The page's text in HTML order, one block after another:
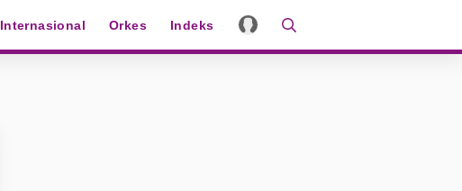
Internasional Orkes Indeks